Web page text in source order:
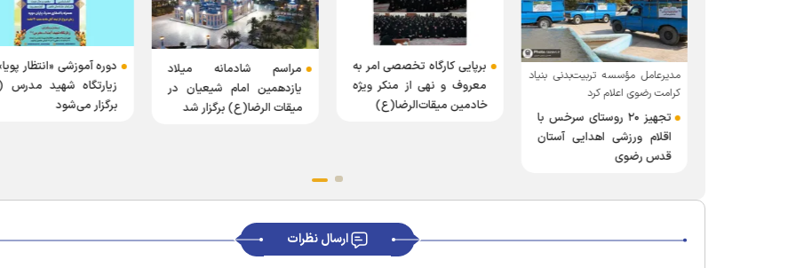
مدیرعامل مؤسسه تربیت‌بدنی بنیاد
کرامت رضوی اعلام کرد
تجهیز ۲۰ روستای سرخس با
اقلام ورزشی اهدایی آستان
قدس رضوی
برپایی کارگاه تخصصی امر به
معروف و نهی از منکر ویژه
خادمین میقات‌الرضا(ع)
مراسم شادمانه میلاد
یازدهمین امام شیعیان در
میقات الرضا(ع) برگزار شد
دوره آموزشی «انتظار
زیارتگاه شهید مدرس
برگزار می‌شود
ارسال نظرات